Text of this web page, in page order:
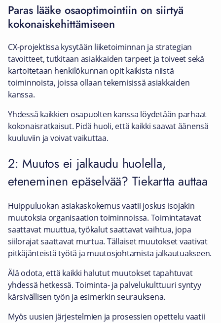
Paras lääke osaoptimointiin on siirtyä
kokonaiskehittämiseen
CX-projektissa kysytään liiketoiminnan ja strategian
tavoitteet, tutkitaan asiakkaiden tarpeet ja toiveet sekä
kartoitetaan henkilökunnan opit kaikista niistä
toiminnoista, joissa ollaan tekemisissä asiakkaiden
kanssa.
Yhdessä kaikkien osapuolten kanssa löydetään parhaat
kokonaisratkaisut. Pidä huoli, että kaikki saavat äänensä
kuuluviin ja voivat vaikuttaa.
2: Muutos ei jalkaudu huolella,
eteneminen epäselvää? Tiekartta auttaa
Huippuluokan asiakaskokemus vaatii joskus isojakin
muutoksia organisaation toiminnoissa. Toimintatavat
saattavat muuttua, työkalut saattavat vaihtua, jopa
siilorajat saattavat murtua. Tällaiset muutokset vaativat
pitkäjänteistä työtä ja muutosjohtamista jalkautuakseen.
Älä odota, että kaikki halutut muutokset tapahtuvat
yhdessä hetkessä. Toiminta- ja palvelukulttuuri syntyy
kärsivällisen työn ja esimerkin seurauksena.
Myös uusien järjestelmien ja prosessien opettelu vaatii